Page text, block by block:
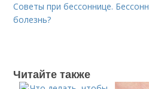
Советы при бессоннице.
болезнь?
Читайте также